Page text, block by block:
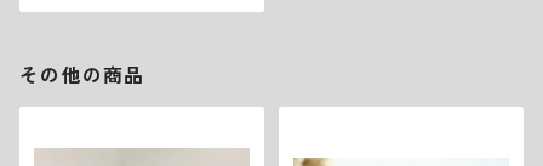
その他の商品